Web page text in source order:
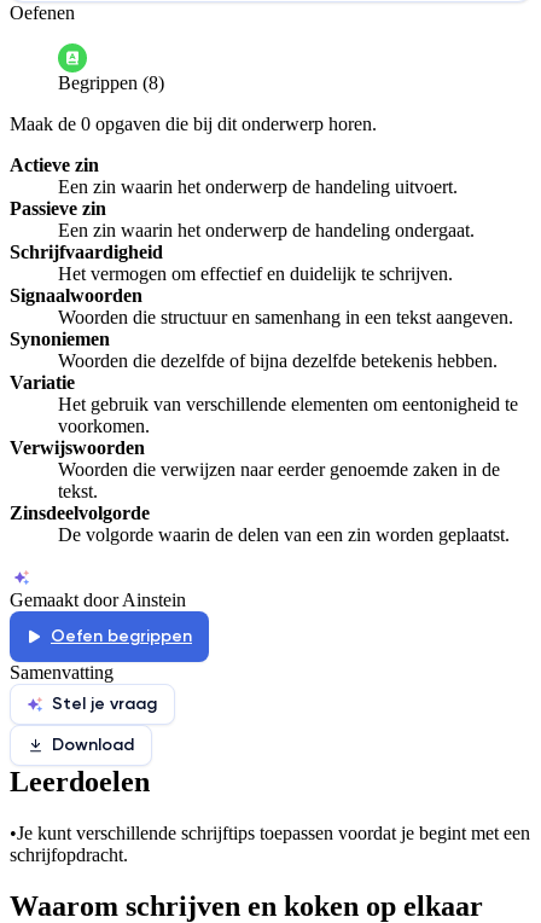
Help ons de video te verbeteren
De audio is slecht
Informatie is onjuist
De docent is te langdradig
De uitleg gaat te langzaam
De uitleg gaat te snel
Afspelen werkte niet
Oefenen
Begrippen (8)
Maak de 0 opgaven die bij dit onderwerp horen.
Actieve zin
Een zin waarin het onderwerp de handeling uitvoert.
Passieve zin
Een zin waarin het onderwerp de handeling ondergaat.
Schrijfvaardigheid
Het vermogen om effectief en duidelijk te schrijven.
Signaalwoorden
Woorden die structuur en samenhang in een tekst aangeven.
Synoniemen
Woorden die dezelfde of bijna dezelfde betekenis hebben.
Variatie
Het gebruik van verschillende elementen om eentonigheid te
voorkomen.
Verwijswoorden
Woorden die verwijzen naar eerder genoemde zaken in de
tekst.
Zinsdeelvolgorde
De volgorde waarin de delen van een zin worden geplaatst.
Gemaakt door Ainstein
Oefen begrippen
Samenvatting
Stel je vraag
Download
Leerdoelen
•Je kunt verschillende schrijftips toepassen voordat je begint met een
schrijfopdracht.
Waarom schrijven en koken op elkaar